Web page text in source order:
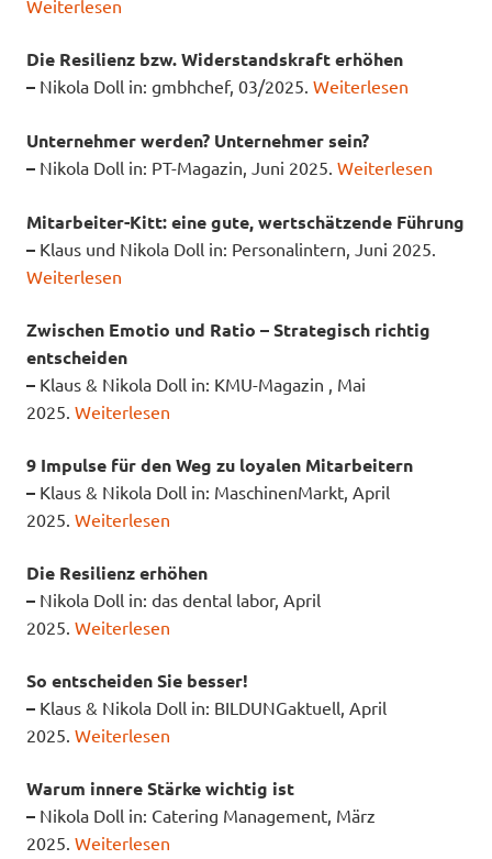
Weiterlesen
Die Resilienz bzw. Widerstandskraft erhöhen
– Nikola Doll in: gmbhchef, 03/2025. Weiterlesen
Unternehmer werden? Unternehmer sein?
– Nikola Doll in: PT-Magazin, Juni 2025. Weiterlesen
Mitarbeiter-Kitt: eine gute, wertschätzende Führung
– Klaus und Nikola Doll in: Personalintern, Juni 2025.
Weiterlesen
Zwischen Emotio und Ratio – Strategisch richtig
entscheiden
– Klaus & Nikola Doll in: KMU-Magazin , Mai
2025. Weiterlesen
9 Impulse für den Weg zu loyalen Mitarbeitern
– Klaus & Nikola Doll in: MaschinenMarkt, April
2025. Weiterlesen
Die Resilienz erhöhen
– Nikola Doll in: das dental labor, April
2025. Weiterlesen
So entscheiden Sie besser!
– Klaus & Nikola Doll in: BILDUNGaktuell, April
2025. Weiterlesen
Warum innere Stärke wichtig ist
– Nikola Doll in: Catering Management, März
2025. Weiterlesen